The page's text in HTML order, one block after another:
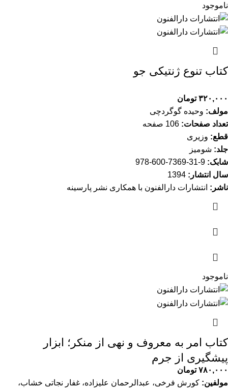
ناموجود
کتاب تنوع ژنتیکی جو
۳۲۰,۰۰۰ تومان
مولف: وحیده گوگردچی
تعداد صفحات:
قطع: وزیری
جلد: شومیز
شابک:
سال انتشار:
ناشر: انتشارات دارالفنون با همکاری نشر پارسینه
ناموجود
کتاب امر به معروف و نهی از منکر؛ ابزار
پیشگیری از جرم
۷۸۰,۰۰۰ تومان
مولفین: کورش فرخی، عبدالرحمان علیزاده، غفار نجاتی خشاب،